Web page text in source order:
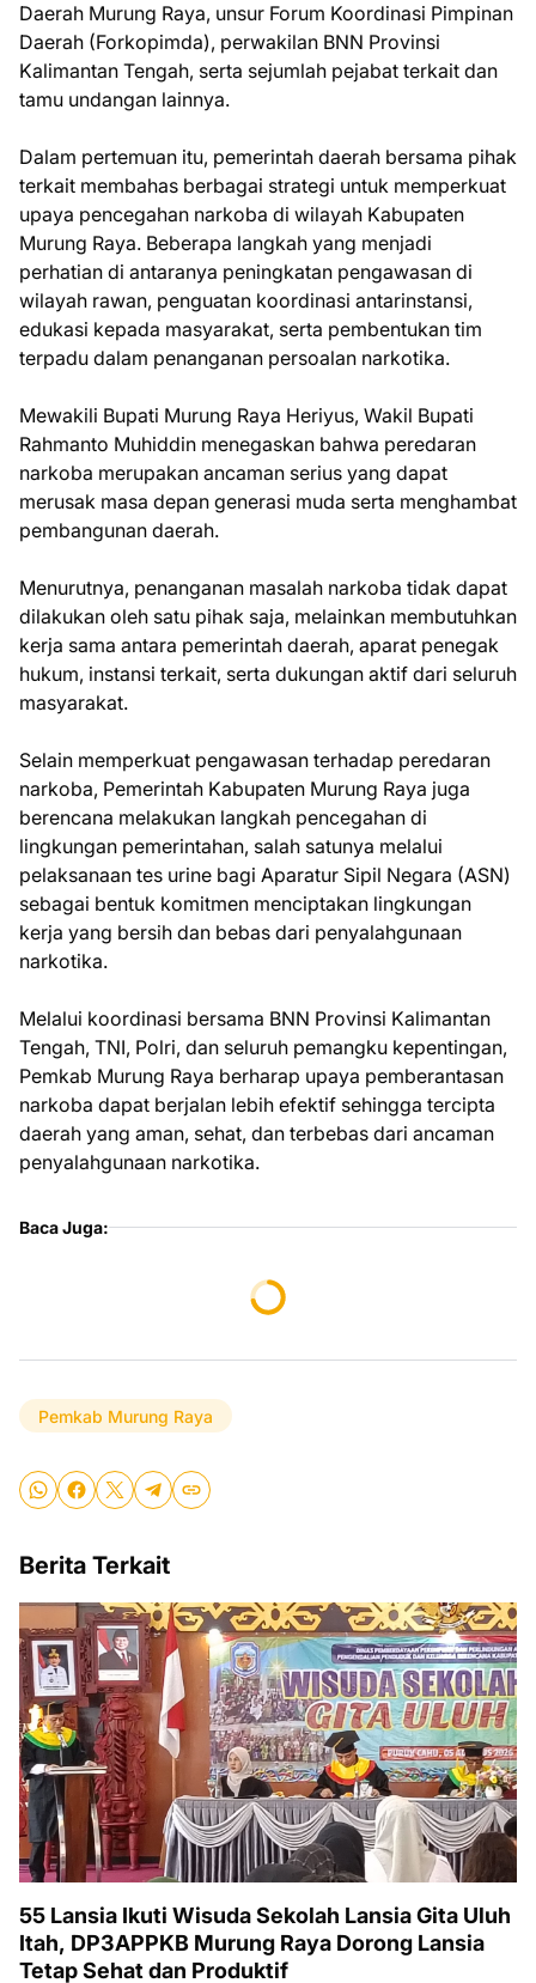
Daerah Murung Raya, unsur Forum Koordinasi Pimpinan
Daerah (Forkopimda), perwakilan BNN Provinsi
Kalimantan Tengah, serta sejumlah pejabat terkait dan
tamu undangan lainnya.
Dalam pertemuan itu, pemerintah daerah bersama pihak
terkait membahas berbagai strategi untuk memperkuat
upaya pencegahan narkoba di wilayah Kabupaten
Murung Raya. Beberapa langkah yang menjadi
perhatian di antaranya peningkatan pengawasan di
wilayah rawan, penguatan koordinasi antarinstansi,
edukasi kepada masyarakat, serta pembentukan tim
terpadu dalam penanganan persoalan narkotika.
Mewakili Bupati Murung Raya Heriyus, Wakil Bupati
Rahmanto Muhiddin menegaskan bahwa peredaran
narkoba merupakan ancaman serius yang dapat
merusak masa depan generasi muda serta menghambat
pembangunan daerah.
Menurutnya, penanganan masalah narkoba tidak dapat
dilakukan oleh satu pihak saja, melainkan membutuhkan
kerja sama antara pemerintah daerah, aparat penegak
hukum, instansi terkait, serta dukungan aktif dari seluruh
masyarakat.
Selain memperkuat pengawasan terhadap peredaran
narkoba, Pemerintah Kabupaten Murung Raya juga
berencana melakukan langkah pencegahan di
lingkungan pemerintahan, salah satunya melalui
pelaksanaan tes urine bagi Aparatur Sipil Negara (ASN)
sebagai bentuk komitmen menciptakan lingkungan
kerja yang bersih dan bebas dari penyalahgunaan
narkotika.
Melalui koordinasi bersama BNN Provinsi Kalimantan
Tengah, TNI, Polri, dan seluruh pemangku kepentingan,
Pemkab Murung Raya berharap upaya pemberantasan
narkoba dapat berjalan lebih efektif sehingga tercipta
daerah yang aman, sehat, dan terbebas dari ancaman
penyalahgunaan narkotika.
Baca Juga:
Pemkab Murung Raya
Berita Terkait
55 Lansia Ikuti Wisuda Sekolah Lansia Gita Uluh
Itah, DP3APPKB Murung Raya Dorong Lansia
Tetap Sehat dan Produktif